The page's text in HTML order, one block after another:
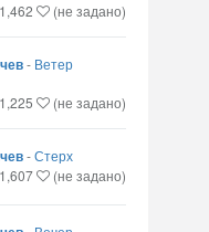
1,462 (не задано)
- Ветер
1,225 (не задано)
-Стерх
1,607 (не задано)